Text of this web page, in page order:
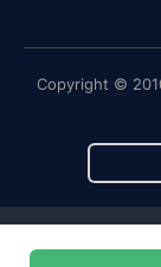
Copyright ©